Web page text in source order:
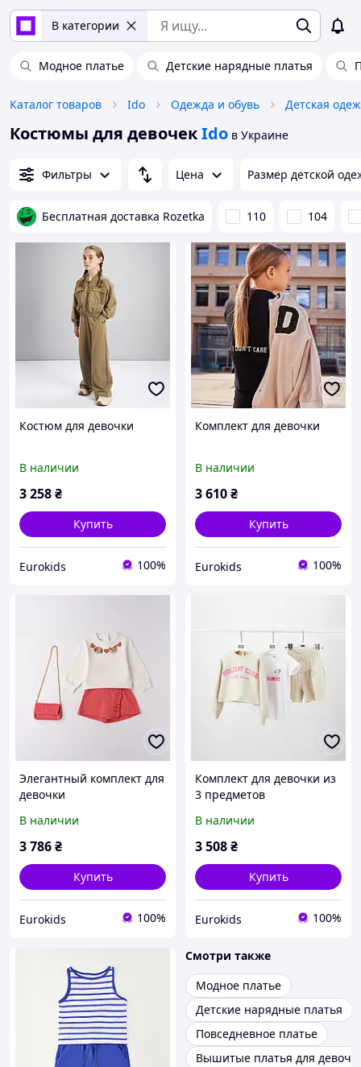
В категории
Модное платье Детские нарядные платья
Каталог товаров Ido Одежда и обувь Детская
Костюмы для девочекIdo в Украине
Фильтры Цена Размер детской
Бесплатная доставка Rozetka 110 104
Костюм для девочки
В наличии
3 258₴
Купить
Eurokids 100%
Комплект для девочки
В наличии
3 610₴
Купить
Eurokids 100%
Элегантный комплект для
девочки
В наличии
3 786₴
Купить
Eurokids 100%
Комплект для девочки из
3 предметов
В наличии
3 508₴
Купить
Eurokids 100%
Смотри также
Модное платье
Детские нарядные платья
Повседневное платье
Вышитые платья для